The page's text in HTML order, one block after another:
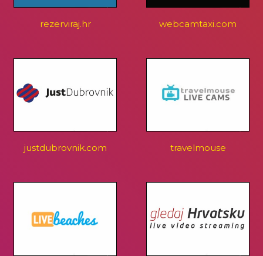
rezerviraj.hr webcamtaxi.com
justdubrovnik.com travelmouse